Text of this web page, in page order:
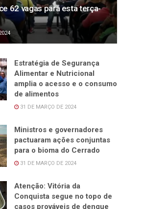
62 vagas para esta terça-
Estratégia de Segurança
Alimentar e Nutricional
amplia o acesso e o consumo
de alimentos
31 DE MARÇO DE 2024
Ministros e governadores
pactuaram ações conjuntas
para o bioma do Cerrado
31 DE MARÇO DE 2024
Atenção: Vitória da
Conquista segue no topo de
casos prováveis de dengue